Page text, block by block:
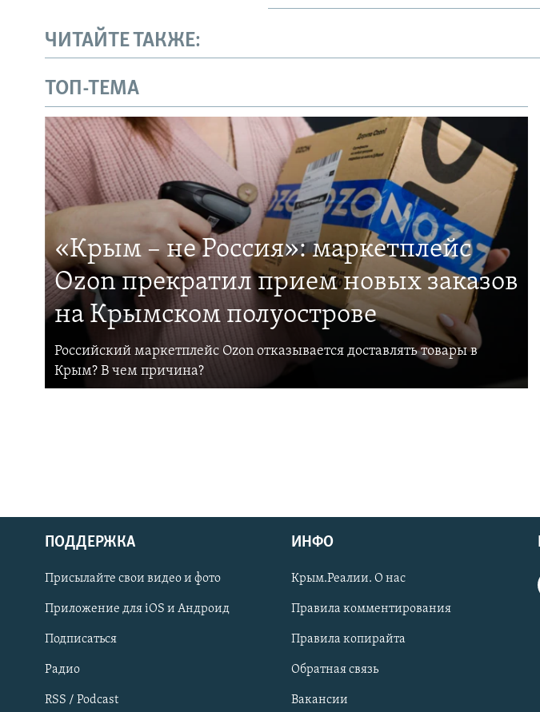
Українською
Qırımtatar
ПРИСОЕДИНЯЙТЕСЬ!
ЧИТАЙТЕ ТАКЖЕ:
ТОП-ТЕМА
«Крым – не Россия»: маркетплейс
Ozon прекратил прием новых заказов
на Крымском полуострове
Российский маркетплейс Ozon отказывается доставлять товары в
Крым? В чем причина?
ПОДДЕРЖКА
Присылайте свои видео и фото
Приложение для iOS и Андроид
Подписаться
Радио
RSS / Podcast
ИНФО
Крым.Реалии. О нас
Правила комментирования
Правила копирайта
Обратная связь
Вакансии